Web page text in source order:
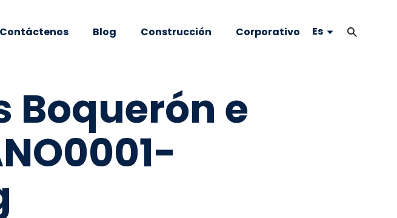
Contáctenos Blog Construcción Corporativo Es
Boquerón e